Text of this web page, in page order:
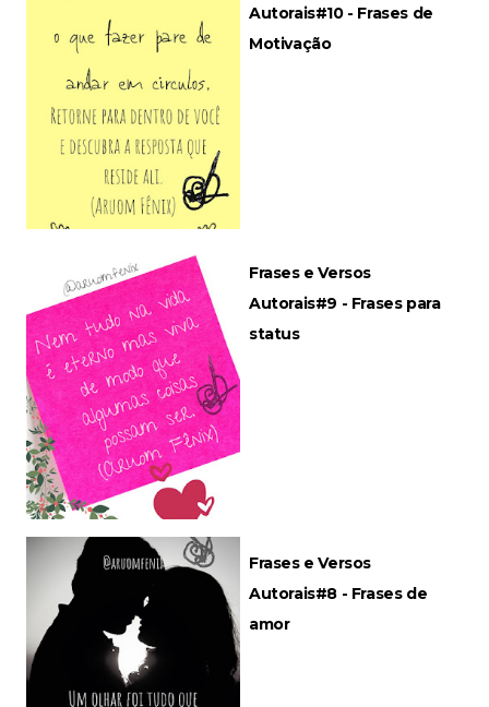
Autorais#10 - Frases de
Motivação
Frases e Versos
Autorais#9 - Frases para
status
Frases e Versos
Autorais#8 - Frases de
amor